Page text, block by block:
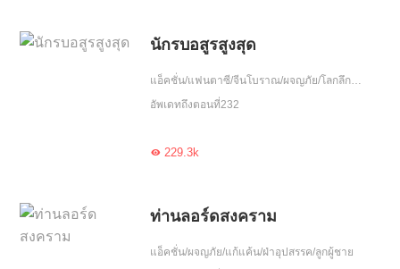
นักรบอสูรสูงสุด
แอ็คชั่น/แฟนตาซี/จีนโบราณ/ผจญภัย/โลกลึกลับ/ฝ่าอุปสรรค/ลูกผู้ชาย
อัพเดทถึงตอนที่232
229.3k
ท่านลอร์ดสงคราม
แอ็คชั่น/ผจญภัย/แก้แค้น/ฝ่าอุปสรรค/ลูกผู้ชาย